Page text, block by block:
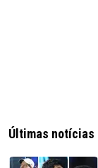
Últimas notícias